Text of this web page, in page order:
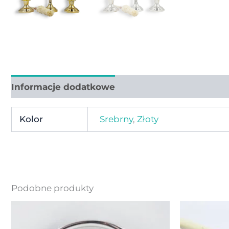
Informacje dodatkowe
Kolor Srebrny, Złoty
Podobne produkty